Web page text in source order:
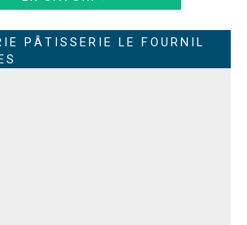
PÂTISSERIE LE FOURNIL